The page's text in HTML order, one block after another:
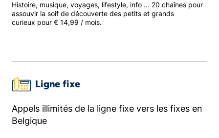
Histoire, musique, voyages, lifestyle, info ... 20 chaînes pour
assouvir la soif de découverte des petits et grands
curieux pour € 14,99 / mois.
Ligne fixe
Appels illimités de la ligne fixe vers les fixes en
Belgique